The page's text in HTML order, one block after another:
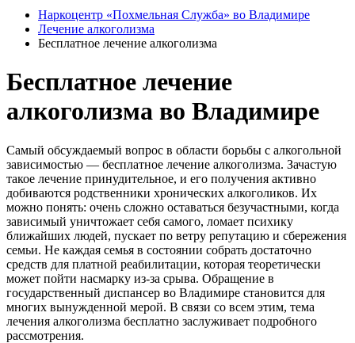
Наркоцентр «Похмельная Служба» во Владимире
Лечение алкоголизма
Бесплатное лечение алкоголизма
Бесплатное лечение
алкоголизма во Владимире
Самый обсуждаемый вопрос в области борьбы с алкогольной
зависимостью — бесплатное лечение алкоголизма. Зачастую
такое лечение принудительное, и его получения активно
добиваются родственники хронических алкоголиков. Их
можно понять: очень сложно оставаться безучастными, когда
зависимый уничтожает себя самого, ломает психику
ближайших людей, пускает по ветру репутацию и сбережения
семьи. Не каждая семья в состоянии собрать достаточно
средств для платной реабилитации, которая теоретически
может пойти насмарку из-за срыва. Обращение в
государственный диспансер во Владимире становится для
многих вынужденной мерой. В связи со всем этим, тема
лечения алкоголизма бесплатно заслуживает подробного
рассмотрения.